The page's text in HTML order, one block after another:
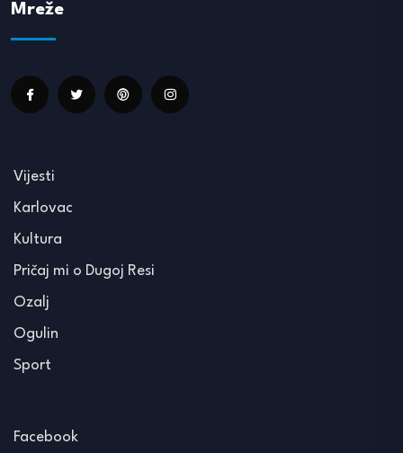
Mreže
Vijesti
Karlovac
Kultura
Pričaj mi o Dugoj Resi
Ozalj
Ogulin
Sport
Facebook